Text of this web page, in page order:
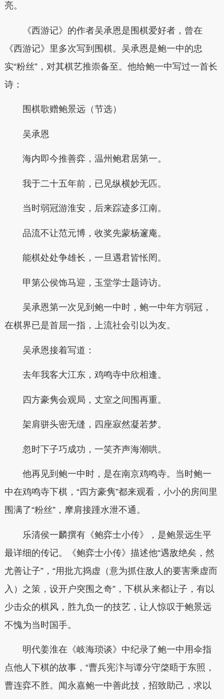
亮。
《西游记》的作者吴承恩是围棋爱好者，曾在
《西游记》里多次写到围棋。吴承恩是鲍一中的忠
实“粉丝”，对其棋艺推崇备至。他给鲍一中写过一首长
诗：
围棋歌赠鲍景远（节选）
吴承恩
海内即今推善弈，温州鲍君居第一。
我于二十五年前，已见纵横妙无匹。
当时弱冠游淮安，后来踪迹多江南。
品流不让范元博，收奖先蒙杨邃庵。
能棋处处争雄长，一旦遇君皆怅罔。
甲第公侯饰马迎，玉堂学士题诗访。
吴承恩第一次见到鲍一中时，鲍一中年方弱冠，
在棋界已是首屈一指，上流社会引以为友。
吴承恩接着写道：
去年我客大江东，鸡鸣寺中欣相逢。
四方豪隽会观局，丈室之间围再重。
架肩骈头密无缝，四座寂然凝若梦。
忽时下子巧成功，一笑齐声海潮哄。
他再见到鲍一中时，是在南京鸡鸣寺。当时鲍一
中在鸡鸣寺下棋，“四方豪隽”都来观看，小小的房间里
围满了“粉丝”，摩肩接踵水泄不通。
乐清侯一麟撰有《鲍弈士小传》，是鲍景远生平
最详细的传记。《鲍弈士小传》描述他“遇敌绝矣，然
尤善让子”，“用批亢捣虚（意为抓住敌人的要害乘虚而
入）之策，设开户突围之奇”，下棋从来都让子，有以
少击众的棋风，胜九负一的技艺，让人惊叹于鲍景远
不愧为当时国手。
明代姜淮在《岐海琐谈》中纪录了鲍一中用伞指
点他人下棋的故事，“曹兵宪汴与谭分守棨晤于东照，
曹连弈不胜。闻永嘉鲍一中善此技，招致助己，求以